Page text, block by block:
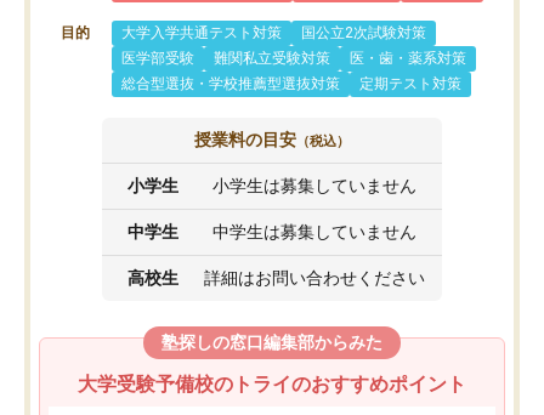
目的 大学入学共通テスト対策
国公立2次試験対策
医学部受験
難関私立受験対策
医・歯・薬系対策
総合型選抜・学校推薦型選抜対策
定期テスト対策
授業料の目安 （税込）
小学生 小学生は募集していません
中学生 中学生は募集していません
高校生 詳細はお問い合わせください
塾探しの窓口編集部からみた
大学受験予備校のトライのおすすめポイント